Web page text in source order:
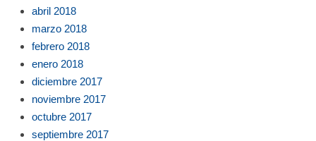
abril 2018
marzo 2018
febrero 2018
enero 2018
diciembre 2017
noviembre 2017
octubre 2017
septiembre 2017